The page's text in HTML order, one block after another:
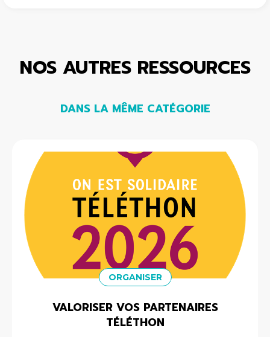
NOS AUTRES RESSOURCES
DANS LA MÊME CATÉGORIE
ORGANISER
VALORISER VOS PARTENAIRES
TÉLÉTHON